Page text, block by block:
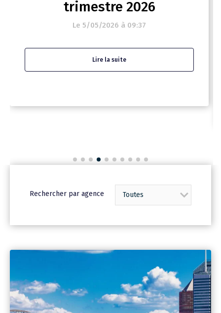
trimestre 2026
Le 5/05/2026 à 09:37
Lire la suite
Rechercher par agence